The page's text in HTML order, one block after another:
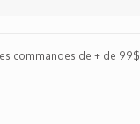
commandes de + de 99$